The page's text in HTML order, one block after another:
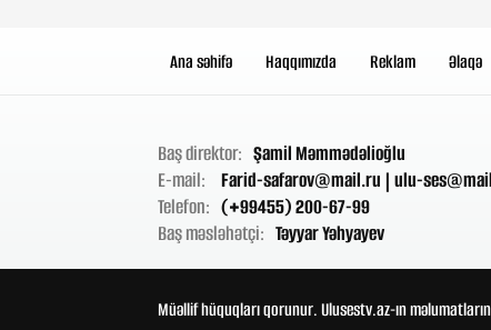
Ana səhifə Haqqımızda Reklam Əlaqə
Baş direktor: Şamil Məmmədəlioğlu
E-mail:
Farid-safarov@mail.ru | ulu-
Telefon: (+99455) 200-67-99
Baş məsləhətçi: Təyyar Yəhyayev
Müəllif hüquqları qorunur. Ulusestv.az-ın